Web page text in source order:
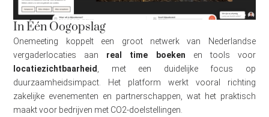
In Één Oogopslag
Onemeeting koppelt een groot netwerk van Nederlandse
vergaderlocaties aan real time boeken en tools voor
locatiezichtbaarheid
, met een duidelijke focus op
duurzaamheidsimpact. Het platform werkt vooral richting
zakelijke evenementen en partnerschappen, wat het praktisch
maakt voor bedrijven met CO2-doelstellingen.